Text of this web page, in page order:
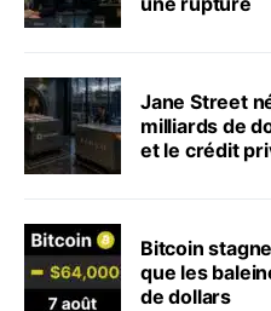
Jane Street
milliards de
et le crédit
Bitcoin
que les
de dollars